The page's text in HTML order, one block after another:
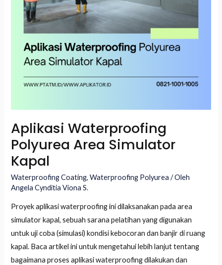
Aplikasi Waterproofing
Polyurea Area Simulator
Kapal
Waterproofing Coating,Waterproofing Polyurea / Oleh
Angela Cynditia Viona S.
Proyek aplikasi waterproofing ini dilaksanakan pada area
simulator kapal, sebuah sarana pelatihan yang digunakan
untuk uji coba (simulasi) kondisi kebocoran dan banjir di ruang
kapal. Baca artikel ini untuk mengetahui lebih lanjut tentang
bagaimana proses aplikasi waterproofing dilakukan dan